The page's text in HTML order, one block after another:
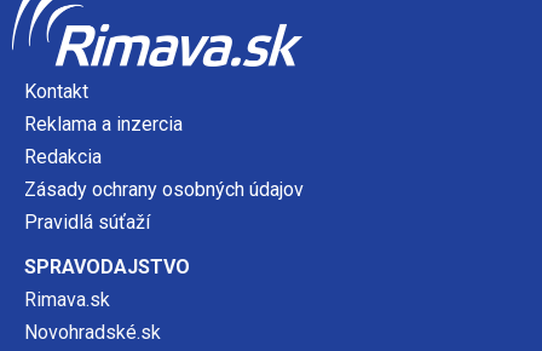
Kontakt
Reklama a inzercia
Redakcia
Zásady ochrany osobných údajov
Pravidlá súťaží
SPRAVODAJSTVO
Rimava.sk
Novohradské.sk